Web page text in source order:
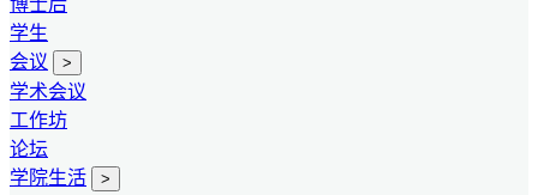
学生
会议
>
学术会议
工作坊
论坛
学院生活
>